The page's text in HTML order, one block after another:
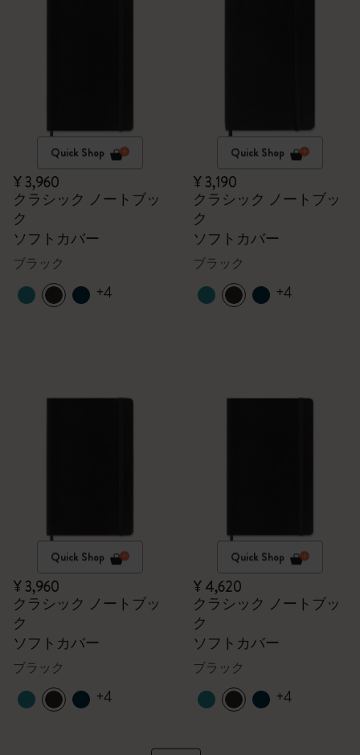
Quick Shop
¥ 3,960
クラシック ノートブッ
ク
ソフトカバー
ブラック
+4
Quick Shop
¥ 3,190
クラシック ノートブッ
ク
ソフトカバー
ブラック
+4
Quick Shop
¥ 3,960
クラシック ノートブッ
ク
ソフトカバー
ブラック
+4
Quick Shop
¥ 4,620
クラシック ノートブッ
ク
ソフトカバー
ブラック
+4